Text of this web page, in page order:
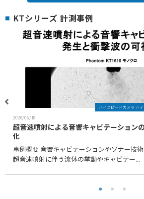
KTシリーズ 計測事例
2026/06/18
超音速噴射による音響キャビテーション
化
事例概要 音響キャビテーションやソナー技術
超音速噴射に伴う流体の挙動やキャビテー...
ハイスピードカメラ ハ